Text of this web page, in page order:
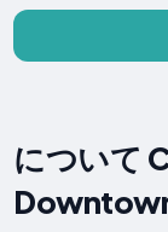
について